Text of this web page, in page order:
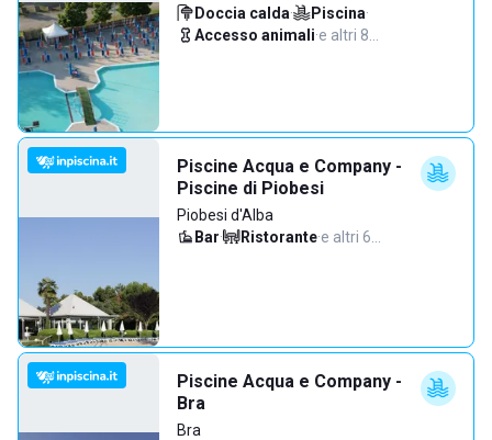
Doccia calda· Piscina·
Accesso animali·e altri 8…
Piscine Acqua e Company -
Piscine di Piobesi
Piobesi d'Alba
Bar· Ristorante·e altri 6…
Piscine Acqua e Company -
Bra
Bra